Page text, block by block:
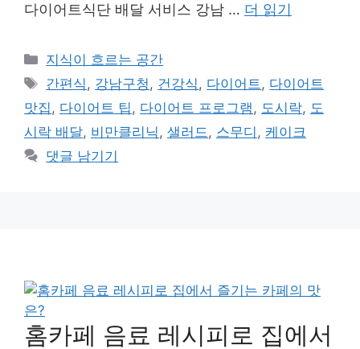
다이어트식단 배달 서비스 강남 … 더 읽기
카
테
리
지식이 흐르는 공간
태
그
간편식, 강남구청, 건강식, 다이어트, 다이어트
맛집, 다이어트 팁, 다이어트 프로그램, 도시락, 도
시락 배달, 비만클리닉, 샐러드, 스무디 , 케이크
댓글 남기기
홈카페 음료 레시피로 집에서